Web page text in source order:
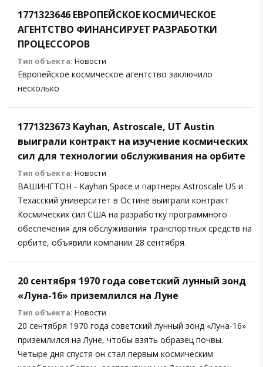
1771323646 ЕВРОПЕЙСКОЕ КОСМИЧЕСКОЕ
АГЕНТСТВО ФИНАНСИРУЕТ РАЗРАБОТКИ
ПРОЦЕССОРОВ
Тип объекта: Новости
Европейское космическое агентство заключило
несколько
1771323673 Kayhan, Astroscale, UT Austin
выиграли контракт на изучение космических
сил для технологии обслуживания на орбите
Тип объекта: Новости
ВАШИНГТОН - Kayhan Space и партнеры Astroscale US и
Техасский университет в Остине выиграли контракт
Космических сил США на разработку программного
обеспечения для обслуживания транспортных средств на
орбите, объявили компании 28 сентября.
20 сентября 1970 года советский лунный зонд
«Луна-16» приземлился на Луне
Тип объекта: Новости
20 сентября 1970 года советский лунный зонд «Луна-16»
приземлился на Луне, чтобы взять образец почвы.
Четыре дня спустя он стал первым космическим